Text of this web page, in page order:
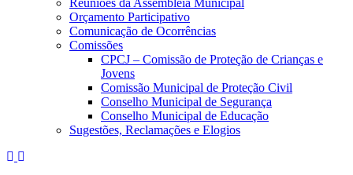
Orçamento Participativo
Comunicação de Ocorrências
Comissões
CPCJ – Comissão de Proteção de Crianças e
Jovens
Comissão Municipal de Proteção Civil
Conselho Municipal de Segurança
Conselho Municipal de Educação
Sugestões, Reclamações e Elogios